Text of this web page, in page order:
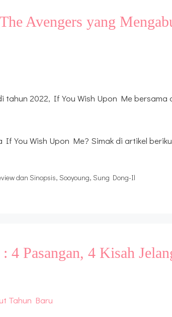
Avengers yang
tahun 2022, If You Wish Upon Me
You Wish Upon Me? Simak di artikel
dan Sinopsis, Sooyoung, Sung Dong-Il
4 Pasangan, 4 Kisah